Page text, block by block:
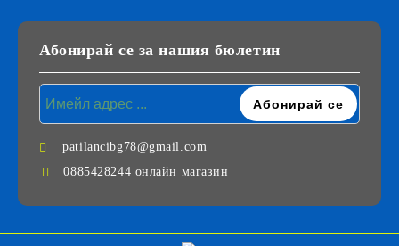
Абонирай се за нашия бюлетин
patilancibg78@gmail.com
0885428244 онлайн магазин